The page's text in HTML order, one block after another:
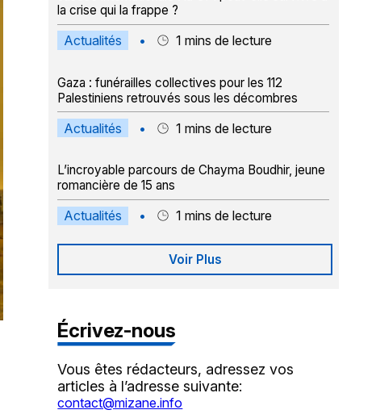
la crise qui la frappe ?
Actualités • 1 mins de lecture
Gaza : funérailles collectives pour les 112
Palestiniens retrouvés sous les décombres
Actualités • 1 mins de lecture
L’incroyable parcours de Chayma Boudhir, jeune
romancière de 15 ans
Actualités • 1 mins de lecture
Voir Plus
Écrivez-nous
Vous êtes rédacteurs, adressez vos
articles à l’adresse suivante:
contact@mizane.info